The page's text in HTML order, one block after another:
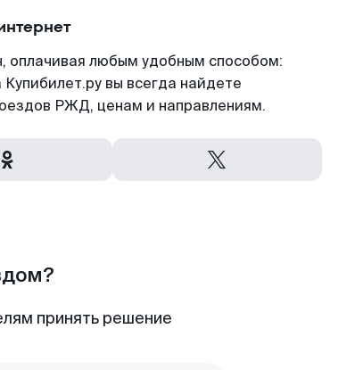
оплачивая любым удобным способом:
вы всегда найдете
РЖД, ценам и направлениям.
принять решение